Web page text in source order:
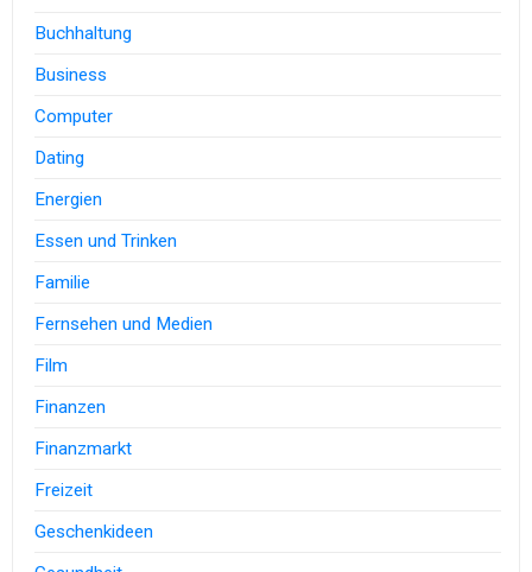
Buchhaltung
Business
Computer
Dating
Energien
Essen und Trinken
Familie
Fernsehen und Medien
Film
Finanzen
Finanzmarkt
Freizeit
Geschenkideen